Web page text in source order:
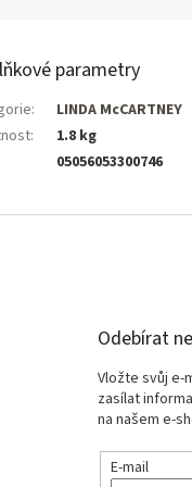
parametry
:
LINDA McCARTNEY
:
1.8 kg
05056053300746
Odebírat
Vložte svůj e-
zasílat
na našem e-
E-mail